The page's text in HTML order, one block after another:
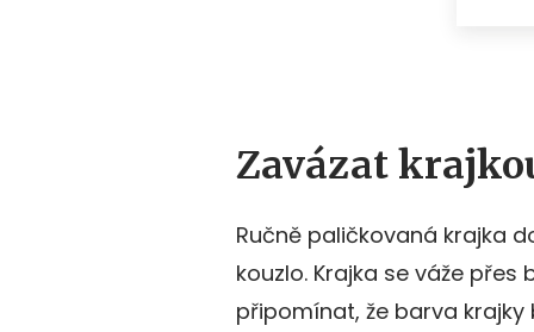
Zavázat
Ručně paličkovaná krajka
kouzlo. Krajka se váže
připomínat, že barva